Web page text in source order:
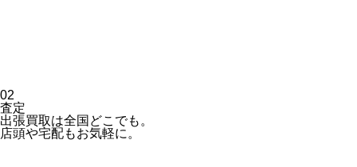
02
査定
出張買取は全国どこでも。
店頭や宅配もお気軽に。